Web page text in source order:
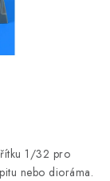
a platba
1/32 pro
nebo dioráma.